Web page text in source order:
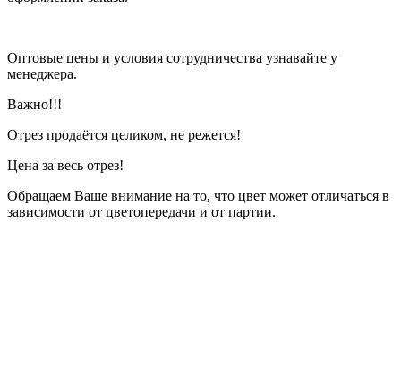
Оптовые цены и условия сотрудничества узнавайте у
менеджера.
Важно!!!
Отрез продаётся целиком, не режется!
Цена за весь отрез!
Обращаем Ваше внимание на то, что цвет может отличаться в
зависимости от цветопередачи и от партии.